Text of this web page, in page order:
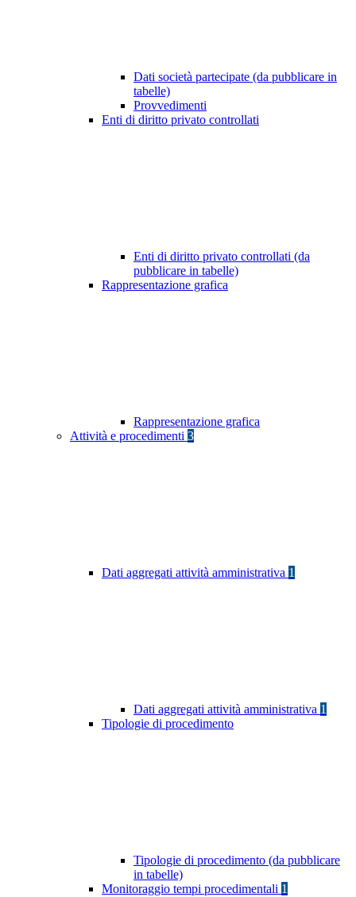
Dati società partecipate (da pubblicare in
tabelle)
Provvedimenti
Enti di diritto privato controllati
Enti di diritto privato controllati (da
pubblicare in tabelle)
Rappresentazione grafica
Rappresentazione grafica
Attività e procedimenti 3
Dati aggregati attività amministrativa 1
Dati aggregati attività amministrativa 1
Tipologie di procedimento
Tipologie di procedimento (da pubblicare
in tabelle)
Monitoraggio tempi procedimentali 1